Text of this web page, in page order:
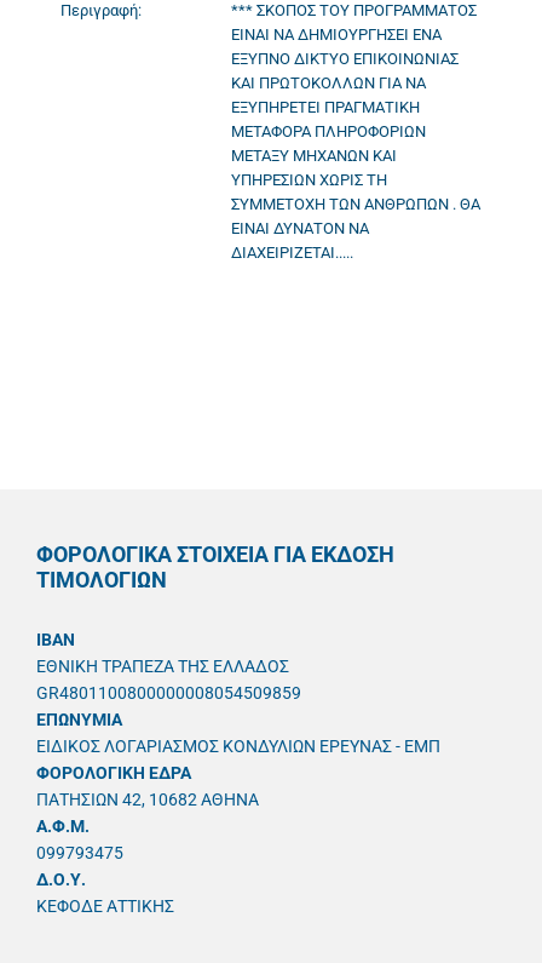
Περιγραφή:
*** ΣΚΟΠΟΣ ΤΟΥ ΠΡΟΓΡΑΜΜΑΤΟΣ
ΕΙΝΑΙ ΝΑ ΔΗΜΙΟΥΡΓΗΣΕΙ ΕΝΑ
ΕΞΥΠΝΟ ΔΙΚΤΥΟ ΕΠΙΚΟΙΝΩΝΙΑΣ
ΚΑΙ ΠΡΩΤΟΚΟΛΛΩΝ ΓΙΑ ΝΑ
ΕΞΥΠΗΡΕΤΕΙ ΠΡΑΓΜΑΤΙΚΗ
ΜΕΤΑΦΟΡΑ ΠΛΗΡΟΦΟΡΙΩΝ
ΜΕΤΑΞΥ ΜΗΧΑΝΩΝ ΚΑΙ
ΥΠΗΡΕΣΙΩΝ ΧΩΡΙΣ ΤΗ
ΣΥΜΜΕΤΟΧΗ ΤΩΝ ΑΝΘΡΩΠΩΝ . ΘΑ
ΕΙΝΑΙ ΔΥΝΑΤΟΝ ΝΑ
ΔΙΑΧΕΙΡΙΖΕΤΑΙ.....
ΦΟΡΟΛΟΓΙΚΑ ΣΤΟΙΧΕΙΑ ΓΙΑ ΕΚΔΟΣΗ
ΤΙΜΟΛΟΓΙΩΝ
IBAN
ΕΘΝΙΚΗ ΤΡΑΠΕΖΑ ΤΗΣ ΕΛΛΑΔΟΣ
GR4801100800000008054509859
ΕΠΩΝΥΜΙΑ
ΕΙΔΙΚΟΣ ΛΟΓΑΡΙΑΣΜΟΣ ΚΟΝΔΥΛΙΩΝ ΕΡΕΥΝΑΣ - ΕΜΠ
ΦΟΡΟΛΟΓΙΚΗ ΕΔΡΑ
ΠΑΤΗΣΙΩΝ 42, 10682 ΑΘΗΝΑ
A.Φ.Μ.
099793475
Δ.Ο.Υ.
ΚΕΦΟΔΕ ΑΤΤΙΚΗΣ